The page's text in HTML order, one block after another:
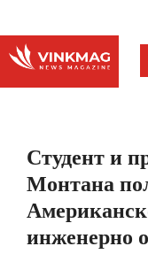
Студент и
Монтана
инженерно